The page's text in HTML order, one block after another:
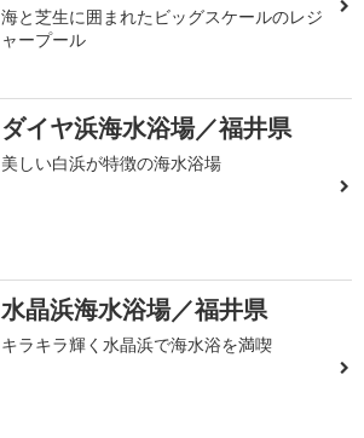
海と芝生に囲まれたビッグスケールのレジ
ャープール
ダイヤ浜海水浴場／福井県
美しい白浜が特徴の海水浴場
水晶浜海水浴場／福井県
キラキラ輝く水晶浜で海水浴を満喫